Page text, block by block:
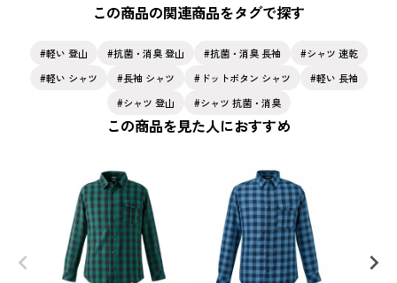
この商品の関連商品をタグで探す
軽い 登山 抗菌・消臭 登山 抗菌・消臭 長袖
シャツ 速乾
軽い シャツ
長袖 シャツ ドットボタン シャツ
軽い 長袖
シャツ 登山
シャツ 抗菌・消臭
この商品を見た人におすすめ